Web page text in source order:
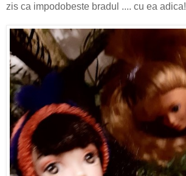
zis ca impodobeste bradul .... cu ea adica!